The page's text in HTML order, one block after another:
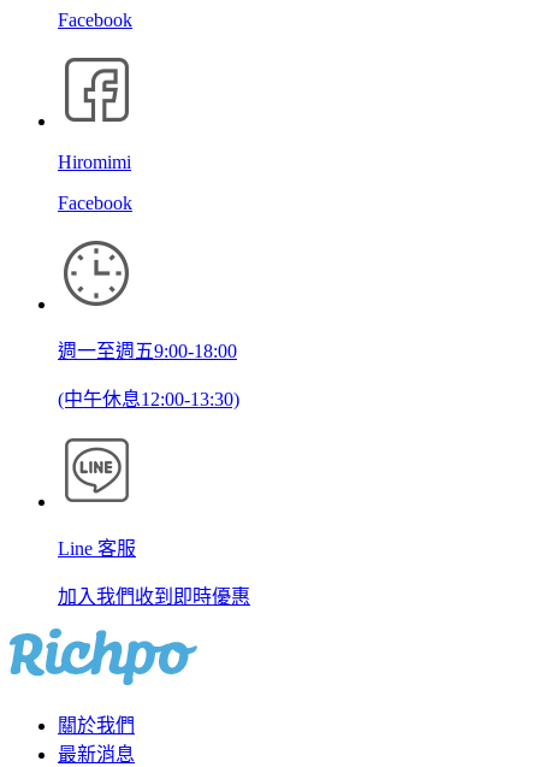
Facebook
Hiromimi
Facebook
週一至週五9:00-18:00
(中午休息12:00-13:30)
Line 客服
加入我們收到即時優惠
關於我們
最新消息